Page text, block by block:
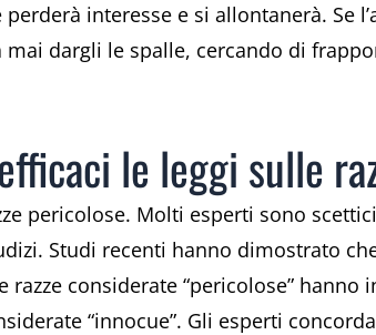
interesse e si allontanerà. Se
dargli le spalle, cercando di
le leggi sulle
pericolose. Molti esperti sono
Studi recenti hanno dimostrato
razze considerate “pericolose” hanno
“innocue”. Gli esperti